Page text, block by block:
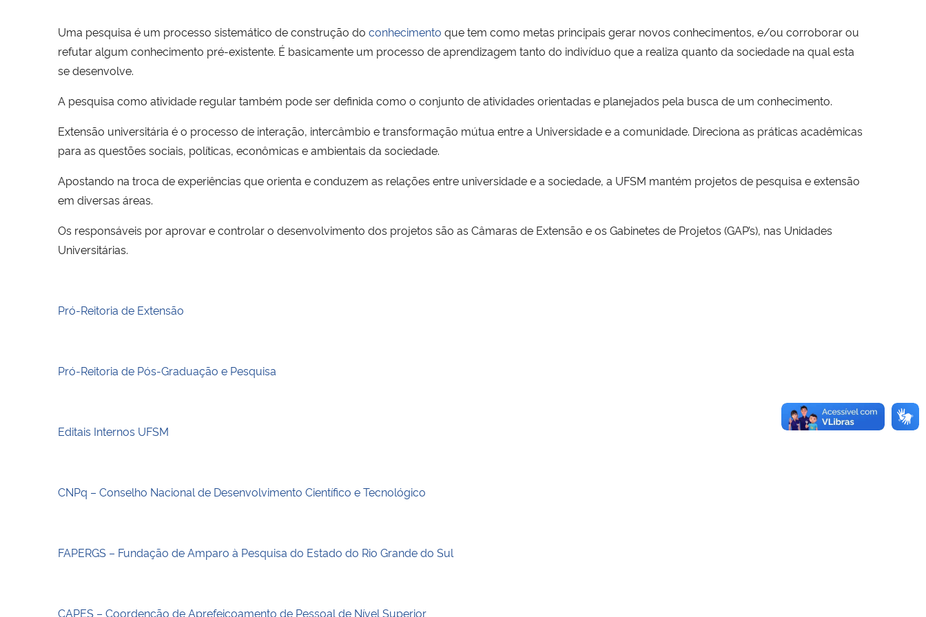
Uma pesquisa é um processo sistemático de construção do conhecimento que tem como metas principais gerar novos conhecimentos, e/ou corroborar ou
refutar algum conhecimento pré-existente. É basicamente um processo de aprendizagem tanto do indivíduo que a realiza quanto da sociedade na qual esta
se desenvolve.
A pesquisa como atividade regular também pode ser definida como o conjunto de atividades orientadas e planejados pela busca de um conhecimento.
Extensão universitária é o processo de interação, intercâmbio e transformação mútua entre a Universidade e a comunidade. Direciona as práticas acadêmicas
para as questões sociais, políticas, econômicas e ambientais da sociedade.
Apostando na troca de experiências que orienta e conduzem as relações entre universidade e a sociedade, a UFSM mantém projetos de pesquisa e extensão
em diversas áreas.
Os responsáveis por aprovar e controlar o desenvolvimento dos projetos são as Câmaras de Extensão e os Gabinetes de Projetos (GAP’s), nas Unidades
Universitárias.
Pró-Reitoria de Extensão
Pró-Reitoria de Pós-Graduação e Pesquisa
Editais Internos UFSM
CNPq – Conselho Nacional de Desenvolvimento Científico e Tecnológico
FAPERGS – Fundação de Amparo à Pesquisa do Estado do Rio Grande do Sul
CAPES – Coordenção de Aprefeiçoamento de Pessoal de Nível Superior